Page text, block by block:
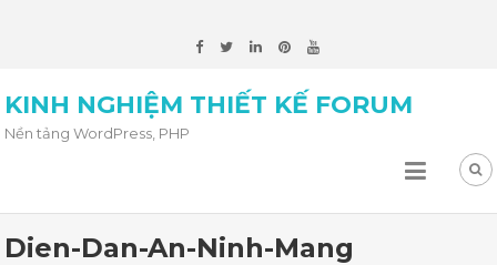
KINH NGHIỆM THIẾT KẾ FORUM
Nền tảng WordPress, PHP
Dien-Dan-An-Ninh-Mang